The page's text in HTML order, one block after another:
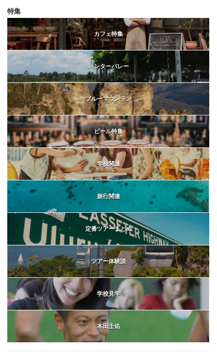
特集
カフェ特集
ハンターバレー
ブルーマウンテン
ビール特集
学校関連
旅行関連
定番ツアーまとめ
ツアー体験談
学校見学
本田圭佑